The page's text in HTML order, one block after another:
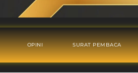
OPINI SURAT PEMBACA